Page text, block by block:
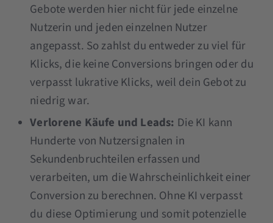
Gebote werden hier nicht für jede einzelne
Nutzerin und jeden einzelnen Nutzer
angepasst. So zahlst du entweder zu viel für
Klicks, die keine Conversions bringen oder du
verpasst lukrative Klicks, weil dein Gebot zu
niedrig war.
Verlorene Käufe und Leads: Die KI kann
Hunderte von Nutzersignalen in
Sekundenbruchteilen erfassen und
verarbeiten, um die Wahrscheinlichkeit einer
Conversion zu berechnen. Ohne KI verpasst
du diese Optimierung und somit potenzielle